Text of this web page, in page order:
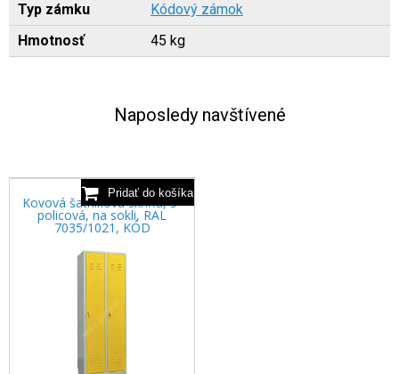
Typ zámku
Kódový zámok
Hmotnosť
45 kg
Naposledy navštívené
Kovová šatníková skriňa, 5-
policová, na sokli, RAL
7035/1021, KÓD